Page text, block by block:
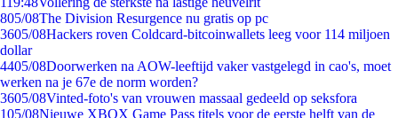
805/08The Division Resurgence nu gratis op pc
3605/08Hackers roven Coldcard-bitcoinwallets leeg voor 114 miljoen
dollar
4405/08Doorwerken na AOW-leeftijd vaker vastgelegd in cao's, moet
werken na je 67e de norm worden?
3605/08Vinted-foto's van vrouwen massaal gedeeld op seksfora
105/08Nieuwe XBOX Game Pass titels voor de eerste helft van de